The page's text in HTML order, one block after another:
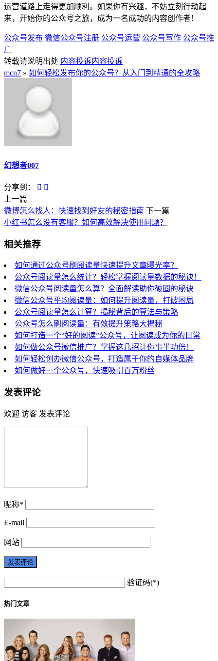
运营道路上走得更加顺利。如果你有兴趣，不妨立刻行动起
来，开始你的公众号之旅，成为一名成功的内容创作者！
公众号发布 微信公众号注册 公众号运营 公众号写作 公众号推
广
转载请说明出处 内容投诉内容投诉
mcn7 » 如何轻松发布你的公众号？从入门到精通的全攻略
幻想者007
分享到：
上一篇
微博怎么找人：快速找到好友的秘密指南 下一篇
小红书怎么没有客服？如何高效解决使用问题？
相关推荐
如何通过公众号刷阅读量快速提升文章曝光率？
公众号阅读量怎么统计？轻松掌握阅读量数据的秘诀！
微信公众号阅读量怎么算？全面解读助你破圈的秘诀
微信公众号平均阅读量：如何提升阅读量，打破困局
公众号阅读量怎么计算？揭秘背后的算法与策略
公众号怎么刷阅读量：有效提升策略大揭秘
如何打造一个“好的阅读”公众号，让阅读成为你的日常
如何做公众号微信推广？掌握这几招让你事半功倍！
如何轻松创办微信公众号，打造属于你的自媒体品牌
如何做好一个公众号，快速吸引百万粉丝
发表评论
欢迎 访客 发表评论
昵称*
E-mail
网站
验证码(*)
热门文章